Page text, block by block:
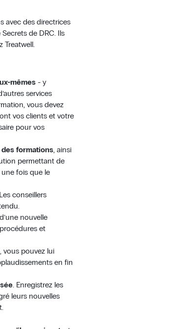
avec des directrices
de DRC. Ils
mêmes- y
services
vous devez
vos clients et votre
pour vos
formations, ainsi
permettant de
fois que le
conseillers
nouvelle
et
vous pouvez lui
en fin
. Enregistrez les
leurs nouvelles